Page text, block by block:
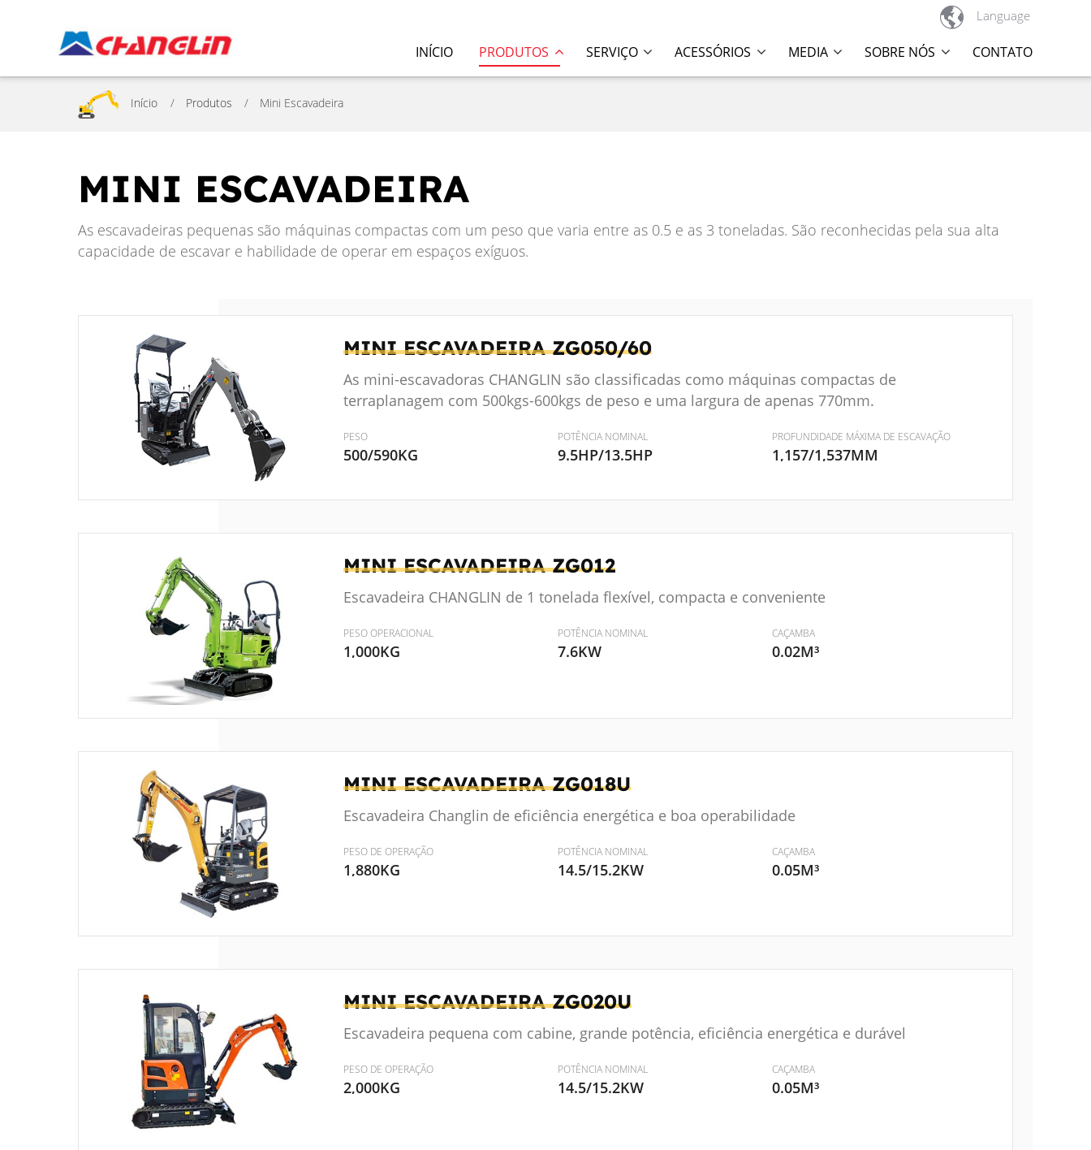
 Language
INÍCIO PRODUTOS SERVIÇO ACESSÓRIOS MEDIA SOBRE NÓS CONTATO
Início Produtos Mini Escavadeira
MINI ESCAVADEIRA
As escavadeiras pequenas são máquinas compactas com um peso que varia entre as 0.5 e as 3 toneladas. São reconhecidas pela sua alta
capacidade de escavar e habilidade de operar em espaços exíguos.
MINI ESCAVADEIRAZG050/60
As mini-escavadoras CHANGLIN são classificadas como máquinas compactas de
terraplanagem com 500kgs-600kgs de peso e uma largura de apenas 770mm.
PESO
500/590KG
POTÊNCIA NOMINAL
9.5HP/13.5HP
PROFUNDIDADE MÁXIMA DE ESCAVAÇÃO
1,157/1,537MM
MINI ESCAVADEIRAZG012
Escavadeira CHANGLIN de 1 tonelada flexível, compacta e conveniente
PESO OPERACIONAL
1,000KG
POTÊNCIA NOMINAL
7.6KW
CAÇAMBA
0.02M³
MINI ESCAVADEIRAZG018U
Escavadeira Changlin de eficiência energética e boa operabilidade
PESO DE OPERAÇÃO
1,880KG
POTÊNCIA NOMINAL
14.5/15.2KW
CAÇAMBA
0.05M³
MINI ESCAVADEIRAZG020U
Escavadeira pequena com cabine, grande potência, eficiência energética e durável
PESO DE OPERAÇÃO
2,000KG
POTÊNCIA NOMINAL
14.5/15.2KW
CAÇAMBA
0.05M³